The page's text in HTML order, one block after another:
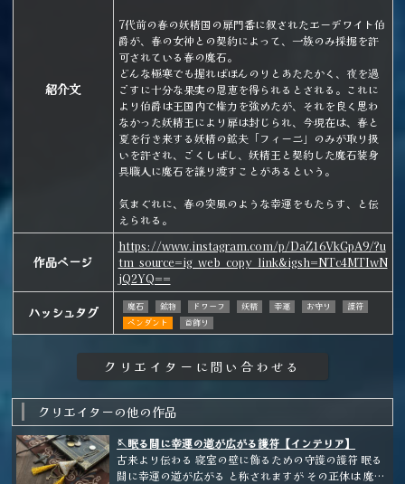
紹介文
7代前の春の妖精国の扉門番に叙されたエーデワイト伯
爵が、春の女神との契約によって、一族のみ採掘を許
可されている春の魔石。
どんな極寒でも握ればほんのりとあたたかく、夜を過
ごすに十分な果実の恩恵を得られるとされる。これに
より伯爵は王国内で権力を強めたが、それを良く思わ
なかった妖精王により扉は封じられ、今現在は、春と
夏を行き来する妖精の鉱夫「フィーニ」のみが取り扱
いを許され、ごくしばし、妖精王と契約した魔石装身
具職人に魔石を譲り渡すことがあるという。
気まぐれに、春の突風のような幸運をもたらす、と伝
えられる。
作品ページ
https://www.instagram.com/p/DaZ16VkGpA9/?u
tm_source=ig_web_copy_link&igsh=NTc4MTIwN
jQ2YQ==
ハッシュタグ 魔石 鉱物 ドワーフ 妖精 幸運 お守り
護符
ペンダント
首飾り
クリエイターの他の作品
🪡眠る間に幸運の道が広がる護符【インテリア】
古来より伝わる 寝室の壁に飾るための守護の護符 眠る
間に幸運の道が広がる と称されますが その正体は 魔力